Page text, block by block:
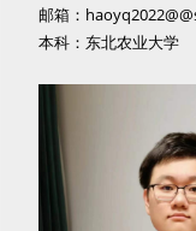
邮箱：
本科：东北农业大学